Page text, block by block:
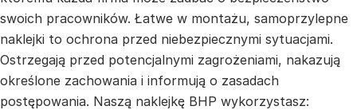
swoich pracowników. Łatwe w montażu, samoprzylepne
naklejki to ochrona przed niebezpiecznymi sytuacjami.
Ostrzegają przed potencjalnymi zagrożeniami, nakazują
określone zachowania i informują o zasadach
postępowania. Naszą naklejkę BHP wykorzystasz: